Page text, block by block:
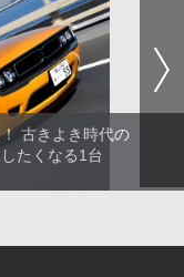
古きよき時代の
たくなる1台